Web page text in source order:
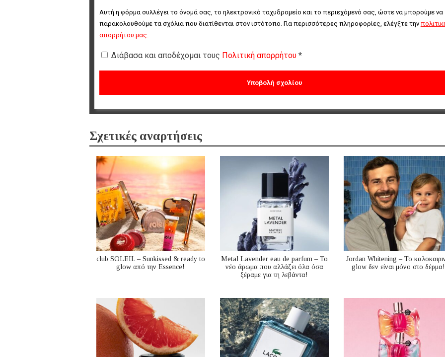
Αυτή η φόρμα συλλέγει το όνομά σας, το ηλεκτρονικό ταχυδρομείο και το περιεχόμενό σας, ώστε να μπορούμε να
παρακολουθούμε τα σχόλια που διατίθενται στον ιστότοπο. Για περισσότερες πληροφορίες, ελέγξτε την
απορρήτου μας
Διάβασα και αποδέχομαι τους Πολιτική απορρήτου *
Σχετικές αναρτήσεις
club SOLEIL – Sunkissed & ready to
glow από την Essence!
Metal Lavender eau de parfum – Το
νέο άρωμα που αλλάζει όλα όσα
ξέραμε για τη λεβάντα!
Jordan Whitening – Το
glow δεν είναι μόνο στο δέρμα!